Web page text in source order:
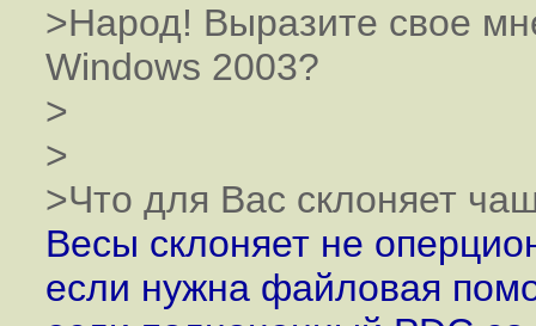
>Народ! Выразите свое
Windows 2003?
>
>
>Что для Вас склоняет
Весы склоняет не
если нужна файловая